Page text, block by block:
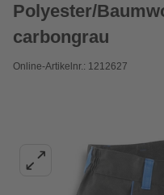
Polyester/
carbongrau
Online-Artikelnr.: 1212627